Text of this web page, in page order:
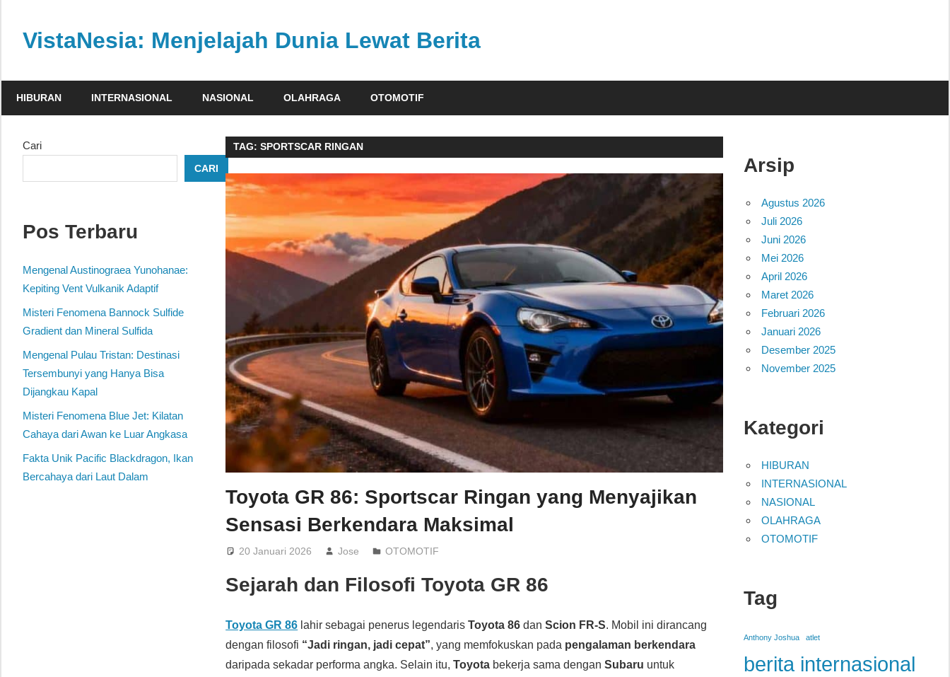
contentVistaNesia: Menjelajah Dunia Lewat Berita
dan
dalam
platform
HIBURAN INTERNASIONAL NASIONAL OLAHRAGA OTOMOTIF
TAG:SPORTSCAR RINGAN
Toyota GR 86: Sportscar Ringan yang Menyajikan
Sensasi Berkendara Maksimal
20 Januari 2026 Jose OTOMOTIF
Sejarah dan Filosofi Toyota GR 86
Toyota GR 86 lahir sebagai penerus legendarisToyota 86 danScion FR-S. Mobil ini dirancang
dengan filosofi “Jadi ringan, jadi cepat”, yang memfokuskan pada pengalaman berkendara
daripada sekadar performa angka. Selain itu,Toyota bekerja sama denganSubaru untuk
Cari
CARI
Pos Terbaru
Mengenal Austinograea Yunohanae:
Kepiting Vent Vulkanik Adaptif
Misteri Fenomena Bannock Sulfide
Gradient dan Mineral Sulfida
Mengenal Pulau Tristan: Destinasi
Tersembunyi yang Hanya Bisa
Dijangkau Kapal
Misteri Fenomena Blue Jet: Kilatan
Cahaya dari Awan ke Luar Angkasa
Fakta Unik Pacific Blackdragon, Ikan
Bercahaya dari Laut Dalam
Arsip
Agustus 2026
Juli 2026
Juni 2026
Mei 2026
April 2026
Maret 2026
Februari 2026
Januari 2026
Desember 2025
November 2025
Kategori
HIBURAN
INTERNASIONAL
NASIONAL
OLAHRAGA
OTOMOTIF
Tag
Anthony Joshua atlet
berita internasional